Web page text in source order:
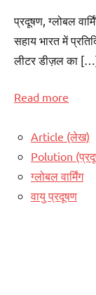
प्रदूषण, ग्लोबल
सहाय भारत में
लीटर डीज़ल का
Read more
Article (लेख)
Polution
ग्लोबल वार्मिंग
वायु प्रदूषण